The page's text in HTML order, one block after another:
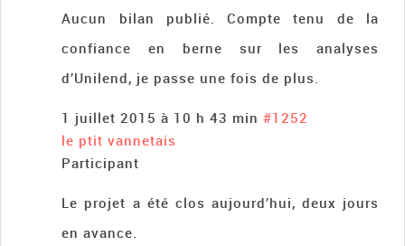
Aucun bilan publié. Compte tenu de la
confiance en berne sur les analyses
d’Unilend, je passe une fois de plus.
1 juillet 2015 à 10 h 43 min #1252
le ptit vannetais
Participant
Le projet a été clos aujourd’hui, deux jours
en avance.